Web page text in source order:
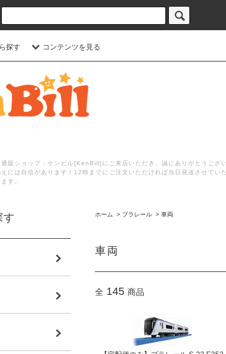
探す コンテンツを見る
販ショップ：ケンビル[KenBill]にご来店いただき、誠にありがとうご
には自信があります！12時までにご注文いただければ当日発送させて
す。
ホーム > プラレール > 車両
車両
全 145 商品
す